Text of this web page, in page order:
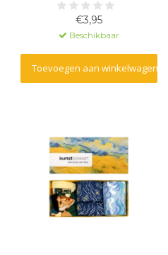
€3,95
Beschikbaar
Toevoegen aan winkelwagen